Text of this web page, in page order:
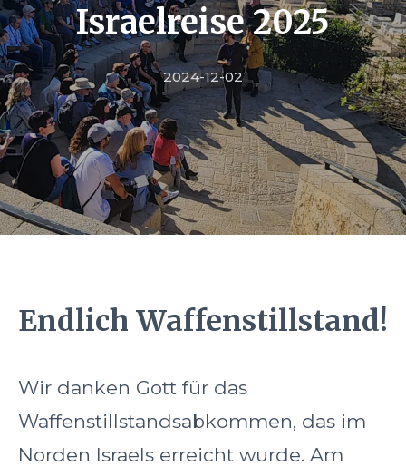
Israelreise 2025
2024-12-02
Endlich Waffenstillstand!
Wir danken Gott für das
Waffenstillstandsabkommen, das im
Norden Israels erreicht wurde. Am